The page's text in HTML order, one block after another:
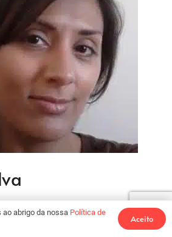
da Arte (Faculdade de Letras
O seu percurso
abrigo da nossa Política de
Aceito